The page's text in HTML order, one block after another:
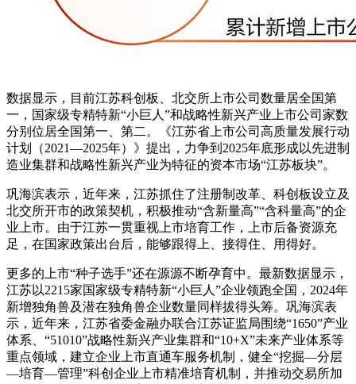
数据显示，目前江苏科创板、北交所上市公司数量居全国第
一，国家级专精特新“小巨人”和战略性新兴产业上市公司家数
分别位居全国第一、第二。《江苏省上市公司高质量发展行动
计划（2021—2025年）》提出，力争到2025年底形成以先进制
造业集群和战略性新兴产业为特征的资本市场“江苏板块”。
巩海滨表示，近年来，江苏抓住了注册制改革、科创板设立及
北交所开市的政策契机，积极推动“含新量高”“含科量高”的企
业上市。由于江苏一贯重视上市培育工作，上市后备资源充
足，在国家政策出台后，能够跟得上、接得住、用得好。
更多的上市“种子选手”还在源源不断孕育中。最新数据显示，
江苏以2215家国家级专精特新“小巨人”企业领跑全国，2024年
新增独角兽及潜在独角兽企业数量同样拔得头筹。巩海滨表
示，近年来，江苏省委金融办联合江苏证监局围绕“1650”产业
体系、“51010”战略性新兴产业集群和“10+X”未来产业体系等
重点领域，建立企业上市直通车服务机制，健全“挖掘—分层
—培育—管理”科创企业上市精准培育机制，并推动交易所加